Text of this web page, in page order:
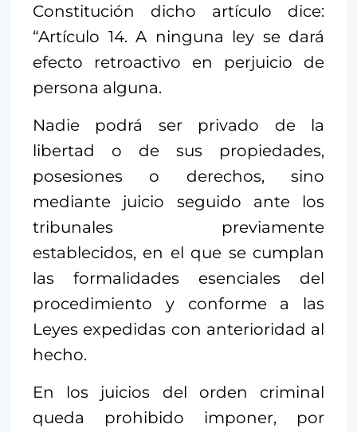
Constitución dicho artículo dice:
“Artículo 14. A ninguna ley se dará
efecto retroactivo en perjuicio de
persona alguna.
Nadie podrá ser privado de la
libertad o de sus propiedades,
posesiones o derechos, sino
mediante juicio seguido ante los
tribunales previamente
establecidos, en el que se cumplan
las formalidades esenciales del
procedimiento y conforme a las
Leyes expedidas con anterioridad al
hecho.
En los juicios del orden criminal
queda prohibido imponer, por